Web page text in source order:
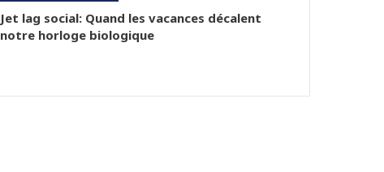
Jet lag social: Quand les vacances décalent
notre horloge biologique